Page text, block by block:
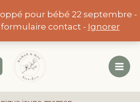
pour bébé 22 septembre -
contact - Ignorer